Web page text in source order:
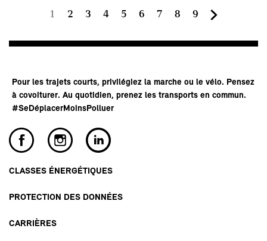
Page
1 Page
2 Page
3 Page
4 Page
5 Page
6 Page
7 Page
8 Page
9
Pour les trajets courts, privilégiez la marche ou le vélo. Pensez
à covoiturer. Au quotidien, prenez les transports en commun.
#SeDéplacerMoinsPolluer
CLASSES ÉNERGÉTIQUES
PROTECTION DES DONNÉES
CARRIÈRES